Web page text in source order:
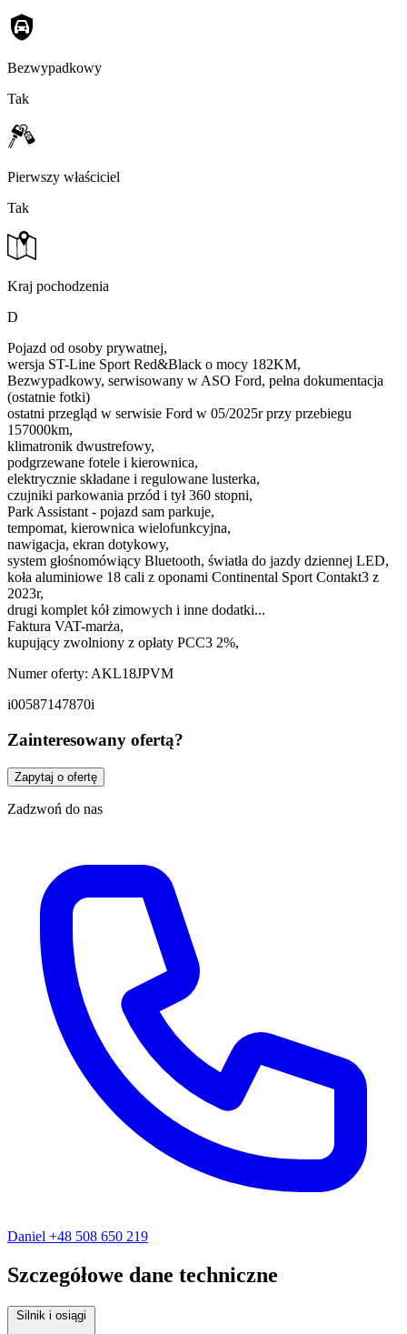
Bezwypadkowy
Tak
Pierwszy właściciel
Tak
Kraj pochodzenia
D
Pojazd od osoby prywatnej,
wersja ST-Line Sport Red&Black o mocy 182KM,
Bezwypadkowy, serwisowany w ASO Ford, pełna dokumentacja
(ostatnie fotki)
ostatni przegląd w serwisie Ford w 05/2025r przy przebiegu
157000km,
klimatronik dwustrefowy,
podgrzewane fotele i kierownica,
elektrycznie składane i regulowane lusterka,
czujniki parkowania przód i tył 360 stopni,
Park Assistant - pojazd sam parkuje,
tempomat, kierownica wielofunkcyjna,
nawigacja, ekran dotykowy,
system głośnomówiący Bluetooth, światła do jazdy dziennej LED,
koła aluminiowe 18 cali z oponami Continental Sport Contakt3 z
2023r,
drugi komplet kół zimowych i inne dodatki...
Faktura VAT-marża,
kupujący zwolniony z opłaty PCC3 2%,
Numer oferty: AKL18JPVM
i00587147870i
Zainteresowany ofertą?
Zapytaj o ofertę
Zadzwoń do nas
Daniel +48 508 650 219
Szczegółowe dane techniczne
Silnik i osiągi